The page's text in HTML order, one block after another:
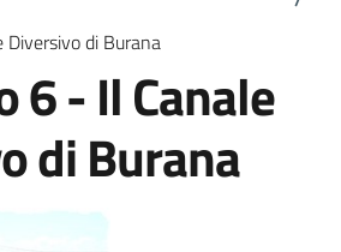
di Burana
6 - Il Canale
di Burana